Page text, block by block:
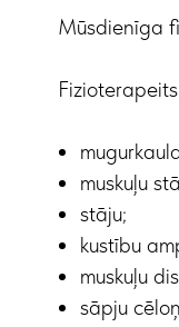
Mūsdienīga
muskuļu
stāju;
kustību
muskuļu
sāpju